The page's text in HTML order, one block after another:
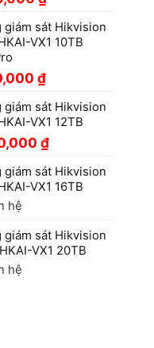
giám sát Hikvision
VX1 10TB
₫
giám sát Hikvision
VX1 12TB
₫
giám sát Hikvision
VX1 16TB
hệ
giám sát Hikvision
VX1 20TB
hệ